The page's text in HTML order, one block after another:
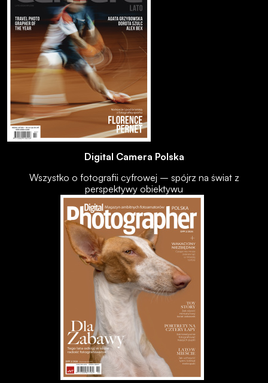
Digital Camera Polska
Wszystko o fotografii cyfrowej – spójrz na świat z
perspektywy obiektywu